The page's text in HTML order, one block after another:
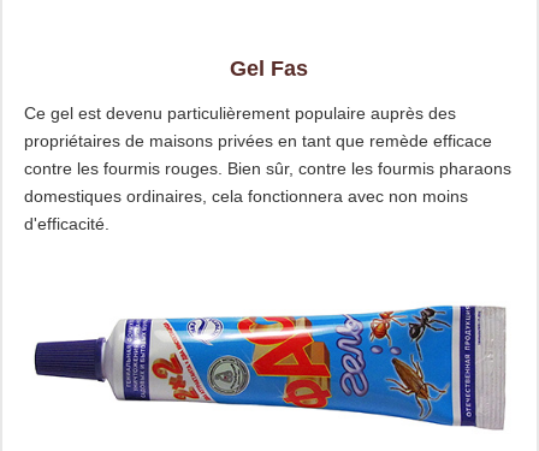
Gel Fas
Ce gel est devenu particulièrement populaire auprès des
propriétaires de maisons privées en tant que remède efficace
contre les fourmis rouges. Bien sûr, contre les fourmis pharaons
domestiques ordinaires, cela fonctionnera avec non moins
d'efficacité.